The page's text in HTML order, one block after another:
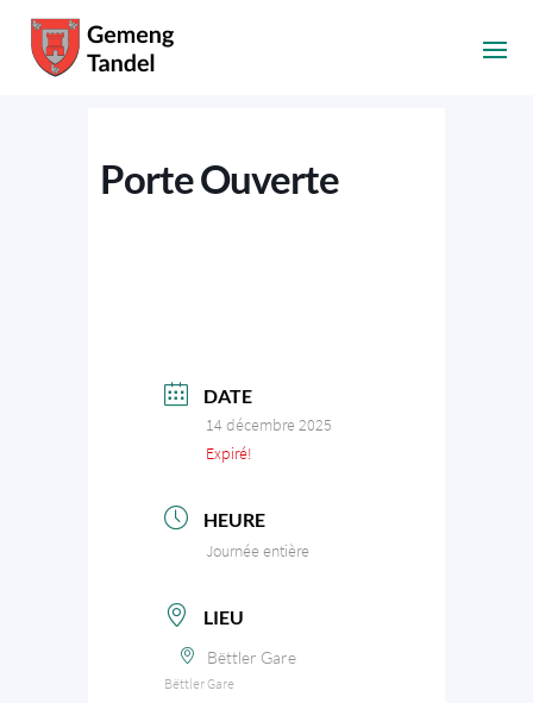
Porte Ouverte
DATE
14 décembre 2025
Expiré!
HEURE
Journée entière
LIEU
Bëttler Gare
Bëttler Gare